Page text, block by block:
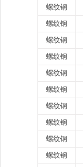
螺纹钢
螺纹钢
螺纹钢
螺纹钢
螺纹钢
螺纹钢
螺纹钢
螺纹钢
螺纹钢
螺纹钢